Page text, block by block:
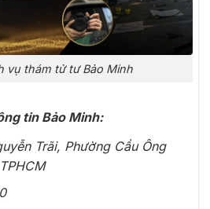
vụ thám tử tư Bảo Minh
tin Bảo Minh:
Trãi, Phường Cầu Ông